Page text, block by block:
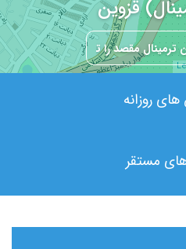
قزوین
روزانه
مستقر